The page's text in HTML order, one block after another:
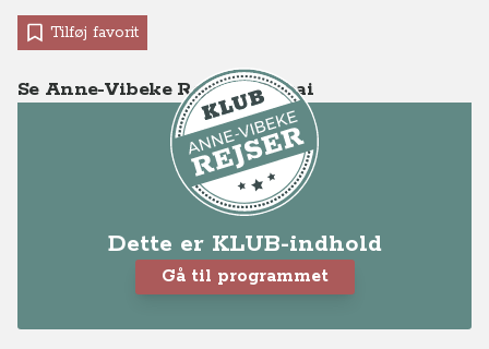
Tilføj favorit
Se Anne-Vibeke Rejser – Dubai
Dette er KLUB-indhold
Gå til programmet